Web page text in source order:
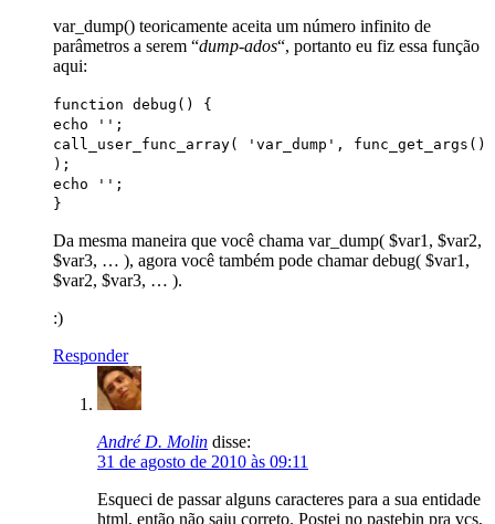
var_dump() teoricamente aceita um número infinito de
parâmetros a serem “dump-ados“, portanto eu fiz essa função
aqui:
function debug() {
echo '';
call_user_func_array( 'var_dump', func_get_args()
);
echo '';
}
Da mesma maneira que você chama var_dump( $var1, $var2,
$var3, … ), agora você também pode chamar debug( $var1,
$var2, $var3, … ).
:)
Responder
André D. Molin disse:
31 de agosto de 2010 às 09:11
Esqueci de passar alguns caracteres para a sua entidade
html, então não saiu correto. Postei no pastebin pra vcs,